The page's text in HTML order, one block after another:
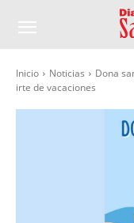
Inicio Noticias
Dona
irte de vacaciones